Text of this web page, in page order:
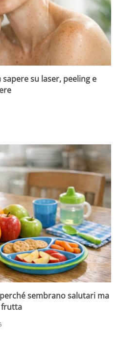
su laser, peeling e
sembrano salutari ma
frutta